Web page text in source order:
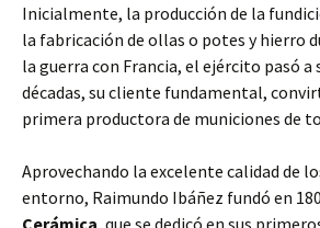
Inicialmente, la producción de la
la fabricación de ollas o potes y hierro
la guerra con Francia, el ejército pasó a
décadas, su cliente fundamental,
primera productora de municiones de
Aprovechando la excelente calidad de
entorno, Raimundo Ibáñez fundó en
Cerámica, que se dedicó en sus